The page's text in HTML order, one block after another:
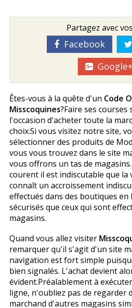
Partagez avec
Facebook
Google+
Êtes-vous à la quête d'un Code
Misscoquines?Faire ses
l'occasion d'acheter toute la
choix.Si vous visitez notre site,
sélectionner des produits de
vous vous trouvez dans le site
vous offrons un tas de
courent il est indiscutable que la
connaît un accroissement
effectués dans des boutiques
sécurisés que ceux qui sont
magasins.
Quand vous allez visiter
remarquer qu'il s'agit d'un site
navigation est fort simple
bien signalés. L'achat devient
évident.Préalablement à
ligne, n'oubliez pas de regarder
marchand d'autres magasins